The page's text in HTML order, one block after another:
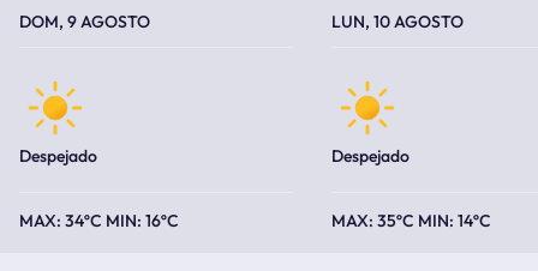
DOM, 9 AGOSTO
Despejado
34ºC 16ºC
LUN, 10 AGOSTO
Despejado
35ºC 14ºC